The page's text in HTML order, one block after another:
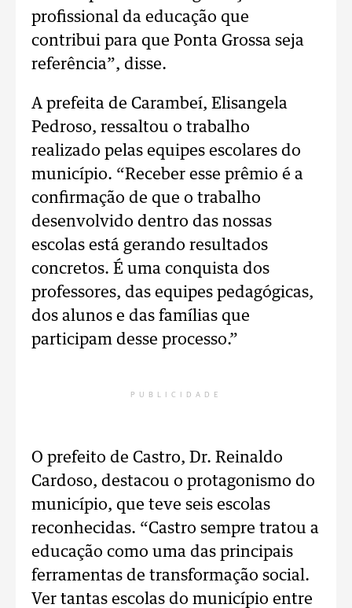
profissional da educação que
contribui para que Ponta Grossa seja
referência”, disse.
A prefeita de Carambeí, Elisangela
Pedroso, ressaltou o trabalho
realizado pelas equipes escolares do
município. “Receber esse prêmio é a
confirmação de que o trabalho
desenvolvido dentro das nossas
escolas está gerando resultados
concretos. É uma conquista dos
professores, das equipes pedagógicas,
dos alunos e das famílias que
participam desse processo.”
PUBLICIDADE
O prefeito de Castro, Dr. Reinaldo
Cardoso, destacou o protagonismo do
município, que teve seis escolas
reconhecidas. “Castro sempre tratou a
educação como uma das principais
ferramentas de transformação social.
Ver tantas escolas do município entre